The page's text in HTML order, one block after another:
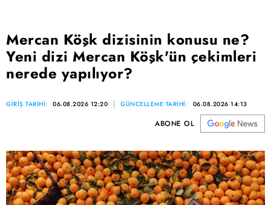
Mercan Köşk dizisinin konusu ne?
Yeni dizi Mercan Köşk'ün çekimleri
nerede yapılıyor?
GİRİŞ TARİHİ: 06.08.2026 12:20 GÜNCELLEME TARİHİ: 06.08.2026 14:13
ABONE OL